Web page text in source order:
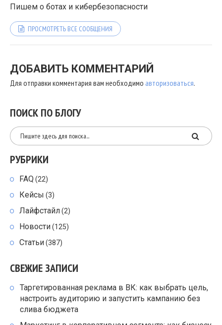
Пишем о ботах и кибербезопасности
ПРОСМОТРЕТЬ ВСЕ СООБЩЕНИЯ
ДОБАВИТЬ КОММЕНТАРИЙ
Для отправки комментария вам необходимо авторизоваться.
ПОИСК ПО БЛОГУ
РУБРИКИ
FAQ (22)
Кейсы (3)
Лайфстайл(2)
Новости(125)
Статьи(387)
СВЕЖИЕ ЗАПИСИ
Таргетированная реклама в ВК: как выбрать цель,
настроить аудиторию и запустить кампанию без
слива бюджета